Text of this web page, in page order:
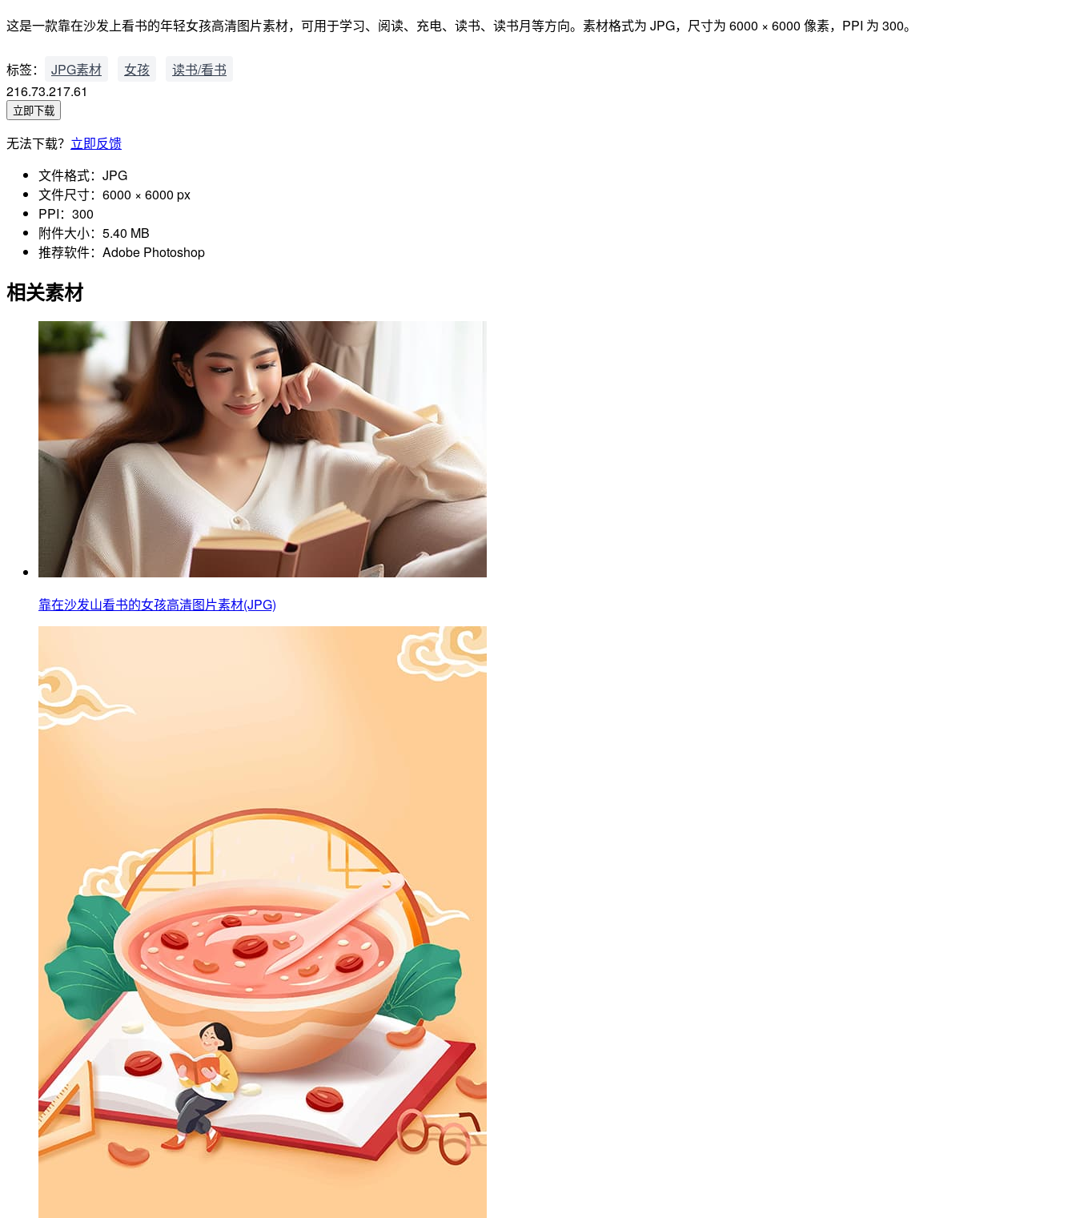
这是一款靠在沙发上看书的年轻女孩高清图片素材，可用于学习、阅读、充电、读书、读书月等方向。素材格式为 JPG，尺寸为 6000 × 6000 像素，PPI 为 300。
标签： JPG素材 女孩
读书/看书
216.73.217.61
立即下载
无法下载？ 立即反馈
文件格式： JPG
文件尺寸： 6000 × 6000 px
PPI： 300
附件大小： 5.40 MB
推荐软件： Adobe Photoshop
相关素材
靠在沙发山看书的女孩高清图片素材(JPG)